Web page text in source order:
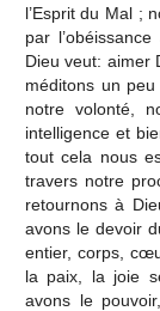
l’Esprit du Mal ;
par
Dieu veut: aimer
méditons un
notre volonté,
intelligence et
tout cela nous
travers notre
retournons à
avons le devoir
entier, corps,
la paix, la joie
avons le